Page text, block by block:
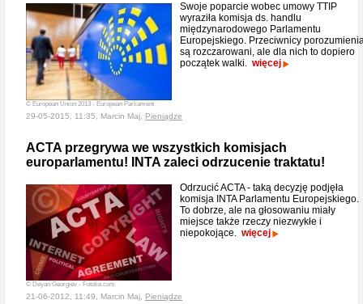
© European Union 2013 - European Parliament
Swoje poparcie wobec umowy TTIP
wyraziła komisja ds. handlu
międzynarodowego Parlamentu
Europejskiego. Przeciwnicy
są rozczarowani, ale dla nich to dopiero
początek walki. więcej
29-05-2015, 11:35, Marcin Maj, Pieniądze
ACTA przegrywa we wszystkich komisjach
europarlamentu! INTA zaleci odrzucenie traktatu!
© Deyan Georgiev - Fotolia.com
Odrzucić ACTA - taką decyzję podjęła
komisja INTA Parlamentu Europejskiego.
To dobrze, ale na głosowaniu miały
miejsce także rzeczy niezwykłe i
niepokojące. więcej
21-06-2012, 11:49, Marcin Maj, Pieniądze